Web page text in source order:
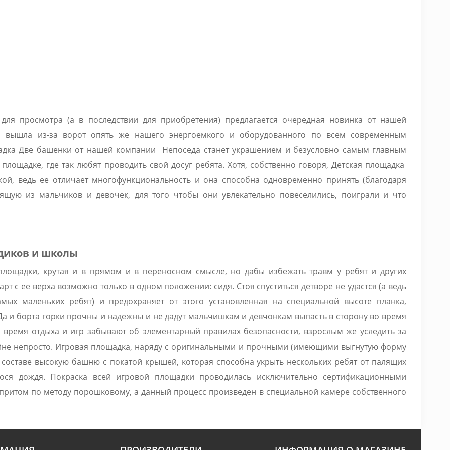
просмотра (а в последствии для приобретения) предлагается очередная новинка от нашей
вышла из-за ворот опять же нашего энергоемкого и оборудованного по всем современным
Две башенки от нашей компании Непоседа станет украшением и безусловно самым главным
где так любят проводить свой досуг ребята. Хотя, собственно говоря, Детская площадка
ведь ее отличает многофункциональность и она способна одновременно принять (благодаря
из мальчиков и девочек, для того чтобы они увлекательно повеселились, поиграли и что
и школы
крутая и в прямом и в переносном смысле, но дабы избежать травм у ребят и других
с ее верха возможно только в одном положении: сидя. Стоя спуститься детворе не удастся (а ведь
маленьких ребят) и предохраняет от этого установленная на специальной высоте планка,
и борта горки прочны и надежны и не дадут мальчишкам и девчонкам выпасть в сторону во время
отдыха и игр забывают об элементарный правилах безопасности, взрослым же уследить за
непросто. Игровая площадка, наряду с оригинальными и прочными (имеющими выгнутую форму
высокую башню с покатой крышей, которая способна укрыть нескольких ребят от палящих
дождя. Покраска всей игровой площадки проводилась исключительно сертификационными
по методу порошковому, а данный процесс произведен в специальной камере собственного